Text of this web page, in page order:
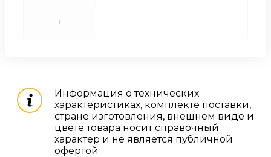
+
Информация о технических
характеристиках, комплекте поставки,
стране изготовления, внешнем виде и
цвете товара носит справочный
характер и не является публичной
офертой